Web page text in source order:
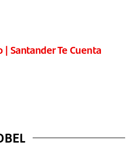
Santander Te Cuenta